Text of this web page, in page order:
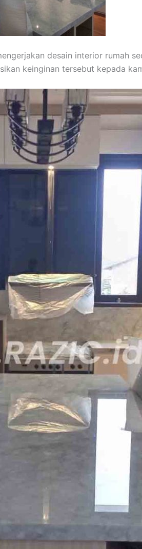
desain interior rumah
keinginan tersebut kepada